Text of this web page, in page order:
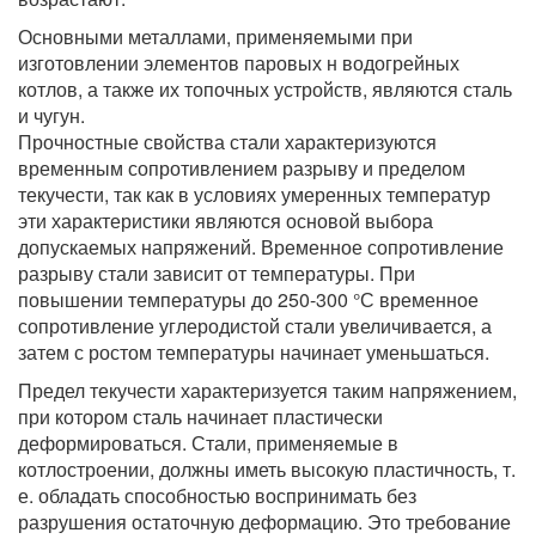
Основными металлами, применяемыми при
изготовлении элементов паровых н водогрейных
котлов, а также их топочных устройств, являются сталь
и чугун.
Прочностные свойства стали характеризуются
временным сопротивлением разрыву и пределом
текучести, так как в условиях умеренных температур
эти характеристики являются основой выбора
допускаемых напряжений. Временное сопротивление
разрыву стали зависит от температуры. При
повышении температуры до 250-300 °С временное
сопротивление углеродистой стали увеличивается, а
затем с ростом температуры начинает уменьшаться.
Предел текучести характеризуется таким напряжением,
при котором сталь начинает пластически
деформироваться. Стали, применяемые в
котлостроении, должны иметь высокую пластичность, т.
е. обладать способностью воспринимать без
разрушения остаточную деформацию. Это требование